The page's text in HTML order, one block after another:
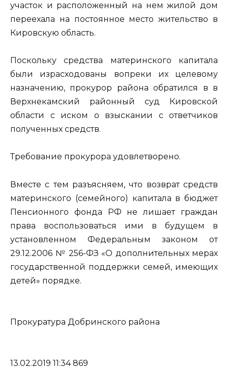
участок и расположенный на нем жилой дом
переехала на постоянное место жительство в
Кировскую область.
Поскольку средства материнского капитала
были израсходованы вопреки их целевому
назначению, прокурор района обратился в в
Верхнекамский районный суд Кировской
области с иском о взыскании с ответчиков
полученных средств.
Требование прокурора удовлетворено.
Вместе с тем разъясняем, что возврат средств
материнского (семейного) капитала в бюджет
Пенсионного фонда РФ не лишает граждан
права воспользоваться ими в будущем в
установленном Федеральным законом от
29.12.2006 № 256-ФЗ «О дополнительных мерах
государственной поддержки семей, имеющих
детей» порядке.
Прокуратура Добринского района
13.02.2019 11:34 869